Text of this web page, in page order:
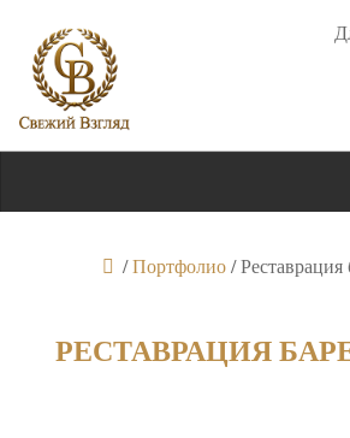
/Портфолио /Реставрация
РЕСТАВРАЦИЯ